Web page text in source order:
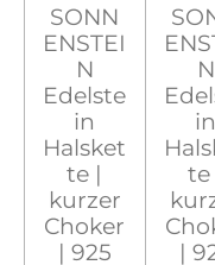
SONN
ENSTEI
N
Edelste
in
Halsket
te |
kurzer
Choker
| 925
N
in
te
|